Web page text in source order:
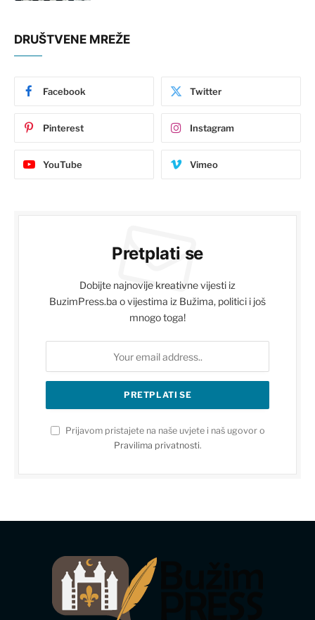
DRUŠTVENE MREŽE
Facebook Twitter
Pinterest Instagram
YouTube Vimeo
Pretplati se
Dobijte najnovije kreativne vijesti iz
BuzimPress.ba o vijestima iz Bužima, politici i još
mnogo toga!
Prijavom pristajete na naše uvjete i naš ugovor o
Pravilima privatnosti.